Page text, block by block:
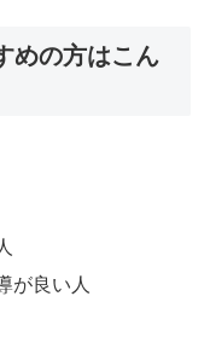
めの方はこん
が良い人